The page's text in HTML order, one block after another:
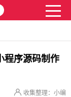
程序源码制作
收集整理：小编